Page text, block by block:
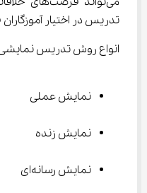
تدریس در اختیار
انواع روش تدریس
نمایش عملی
نمایش زنده
نمایش رسانه‌ای